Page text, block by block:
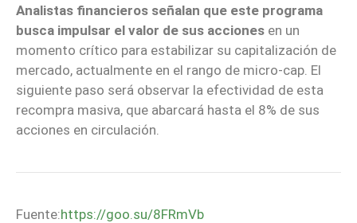
Analistas financieros señalan que este programa
busca impulsar el valor de sus acciones en un
momento crítico para estabilizar su capitalización de
mercado, actualmente en el rango de micro-cap. El
siguiente paso será observar la efectividad de esta
recompra masiva, que abarcará hasta el 8% de sus
acciones en circulación.
Fuente:https://goo.su/8FRmVb